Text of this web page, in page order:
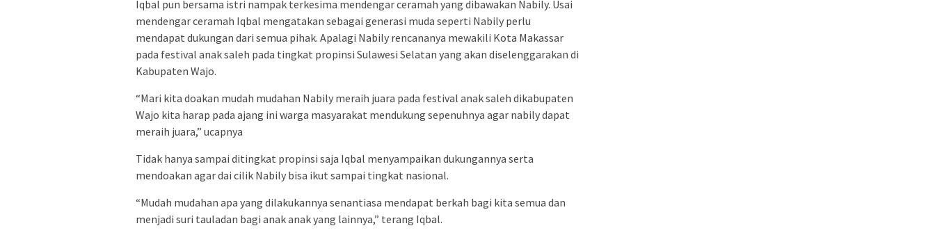
Iqbal pun bersama istri nampak terkesima mendengar ceramah yang dibawakan Nabily. Usai
mendengar ceramah Iqbal mengatakan sebagai generasi muda seperti Nabily perlu
mendapat dukungan dari semua pihak. Apalagi Nabily rencananya mewakili Kota Makassar
pada festival anak saleh pada tingkat propinsi Sulawesi Selatan yang akan diselenggarakan di
Kabupaten Wajo.
“Mari kita doakan mudah mudahan Nabily meraih juara pada festival anak saleh dikabupaten
Wajo kita harap pada ajang ini warga masyarakat mendukung sepenuhnya agar nabily dapat
meraih juara,” ucapnya
Tidak hanya sampai ditingkat propinsi saja Iqbal menyampaikan dukungannya serta
mendoakan agar dai cilik Nabily bisa ikut sampai tingkat nasional.
“Mudah mudahan apa yang dilakukannya senantiasa mendapat berkah bagi kita semua dan
menjadi suri tauladan bagi anak anak yang lainnya,” terang Iqbal.